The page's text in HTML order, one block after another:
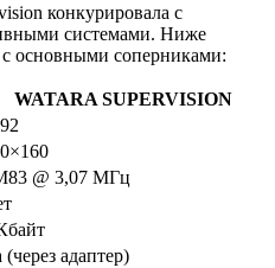
конкурировала с
системами. Ниже
с основными соперниками:
WATARA SUPERVISION
@ 3,07 МГц
(через адаптер)